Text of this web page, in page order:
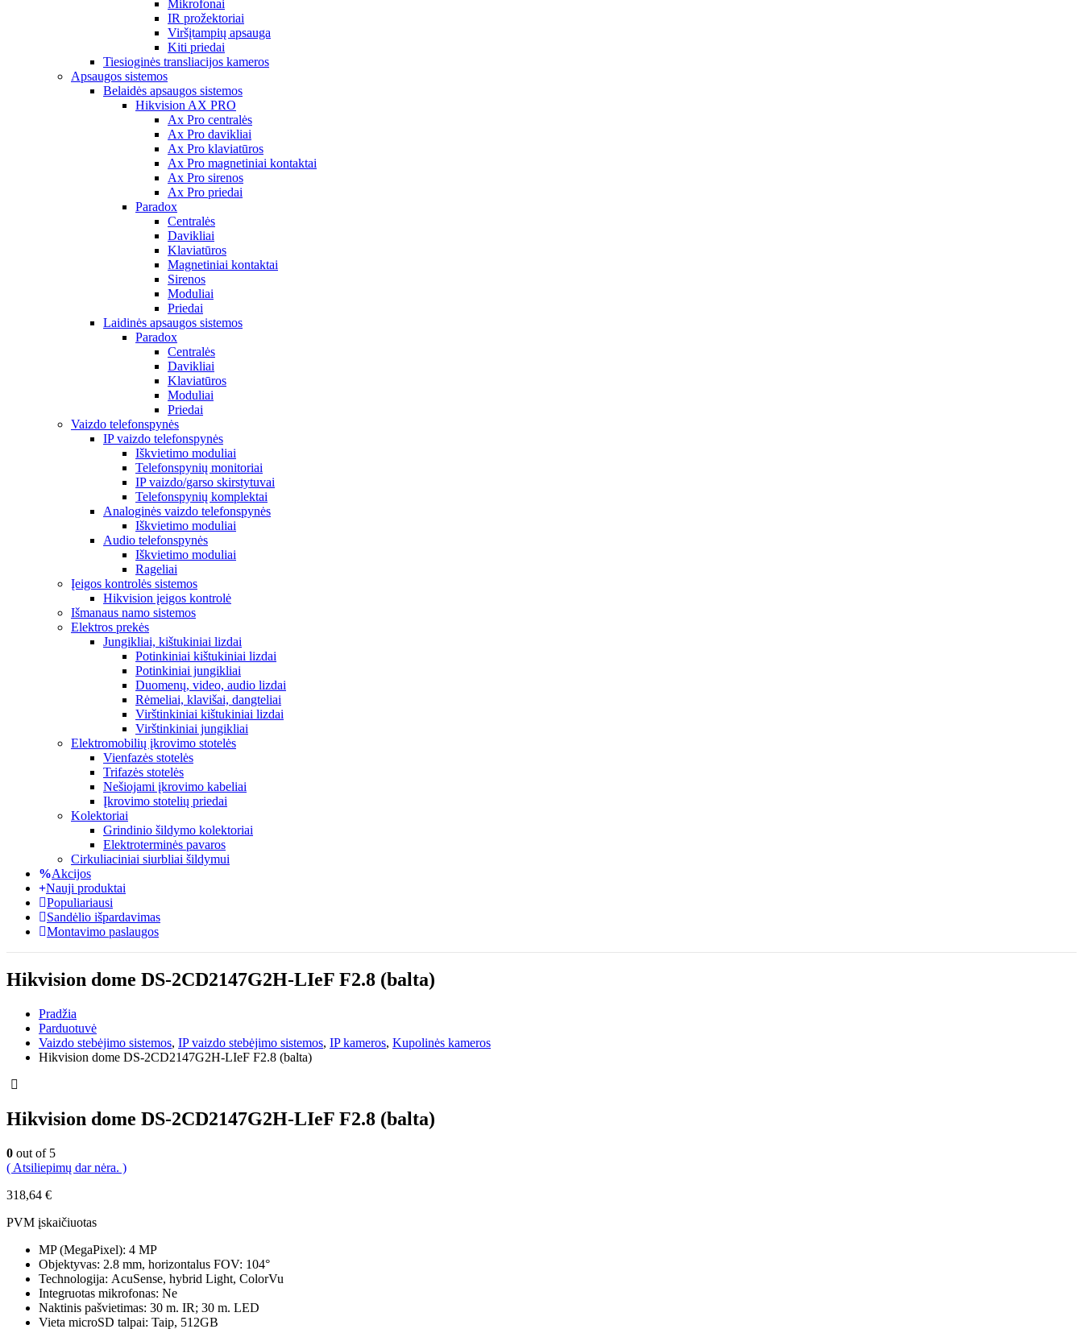
Mikrofonai
IR prožektoriai
Viršįtampių apsauga
Kiti priedai
Tiesioginės transliacijos kameros
Apsaugos sistemos
Belaidės apsaugos sistemos
Hikvision AX PRO
Ax Pro centralės
Ax Pro davikliai
Ax Pro klaviatūros
Ax Pro magnetiniai kontaktai
Ax Pro sirenos
Ax Pro priedai
Paradox
Centralės
Davikliai
Klaviatūros
Magnetiniai kontaktai
Sirenos
Moduliai
Priedai
Laidinės apsaugos sistemos
Paradox
Centralės
Davikliai
Klaviatūros
Moduliai
Priedai
Vaizdo telefonspynės
IP vaizdo telefonspynės
Iškvietimo moduliai
Telefonspynių monitoriai
IP vaizdo/garso skirstytuvai
Telefonspynių komplektai
Analoginės vaizdo telefonspynės
Iškvietimo moduliai
Audio telefonspynės
Iškvietimo moduliai
Rageliai
Įeigos kontrolės sistemos
Hikvision įeigos kontrolė
Išmanaus namo sistemos
Elektros prekės
Jungikliai, kištukiniai lizdai
Potinkiniai kištukiniai lizdai
Potinkiniai jungikliai
Duomenų, video, audio lizdai
Rėmeliai, klavišai, dangteliai
Virštinkiniai kištukiniai lizdai
Virštinkiniai jungikliai
Elektromobilių įkrovimo stotelės
Vienfazės stotelės
Trifazės stotelės
Nešiojami įkrovimo kabeliai
Įkrovimo stotelių priedai
Kolektoriai
Grindinio šildymo kolektoriai
Elektroterminės pavaros
Cirkuliaciniai siurbliai šildymui
Akcijos
Nauji produktai
Populiariausi
Sandėlio išpardavimas
Montavimo paslaugos
Hikvision dome DS-2CD2147G2H-LIeF F2.8 (balta)
Pradžia
Parduotuvė
Vaizdo stebėjimo sistemos, IP vaizdo stebėjimo sistemos, IP kameros, Kupolinės kameros
Hikvision dome DS-2CD2147G2H-LIeF F2.8 (balta)
Hikvision dome DS-2CD2147G2H-LIeF F2.8 (balta)
0 out of 5
( Atsiliepimų dar nėra. )
318,64 €
PVM įskaičiuotas
MP (MegaPixel): 4 MP
Objektyvas: 2.8 mm, horizontalus FOV: 104°
Technologija: AcuSense, hybrid Light, ColorVu
Integruotas mikrofonas: Ne
Naktinis pašvietimas: 30 m. IR; 30 m. LED
Vieta microSD talpai: Taip, 512GB